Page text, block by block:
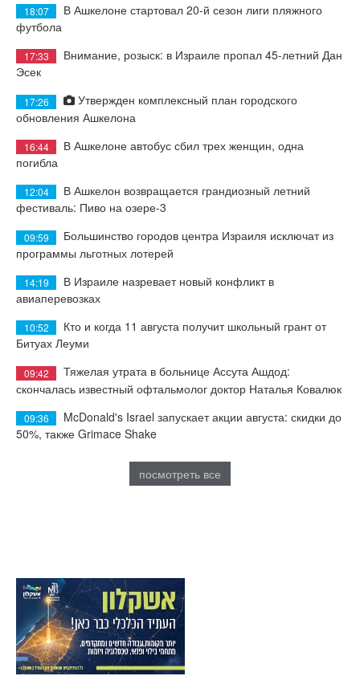
18:07
В Ашкелоне стартовал 20-й сезон лиги пляжного
футбола
17:33
Внимание, розыск: в Израиле пропал 45-летний Дан
Эсек
17:26
Утвержден комплексный план городского
обновления Ашкелона
16:44
В Ашкелоне автобус сбил трех женщин, одна
погибла
12:04
В Ашкелон возвращается грандиозный летний
фестиваль: Пиво на озере-3
09:59
Большинство городов центра Израиля исключат из
программы льготных лотерей
14:19
В Израиле назревает новый конфликт в
авиаперевозках
10:52
Кто и когда 11 августа получит школьный грант от
Битуах Леуми
09:42
Тяжелая утрата в больнице Ассута Ашдод:
скончалась известный офтальмолог доктор Наталья Ковалюк
09:36
McDonald's Israel запускает акции августа: скидки до
50%, также Grimace Shake
посмотреть все